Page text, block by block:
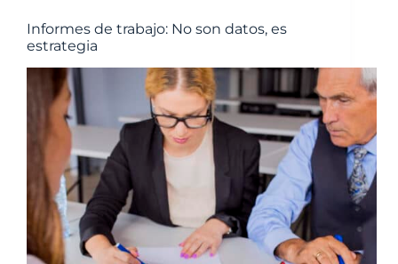
Informes de trabajo: No son datos, es
estrategia